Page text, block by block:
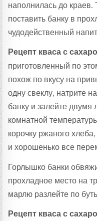
наполнилась до краев.
поставить банку в
чудодейственный
Рецепт кваса с
приготовленный по
похож по вкусу на
одну свеклу, натрите
банку и залейте
комнатной
корочку ржаного
и хорошенько все
Горлышко банки
прохладное место на
марлю разлейте по
Рецепт кваса с